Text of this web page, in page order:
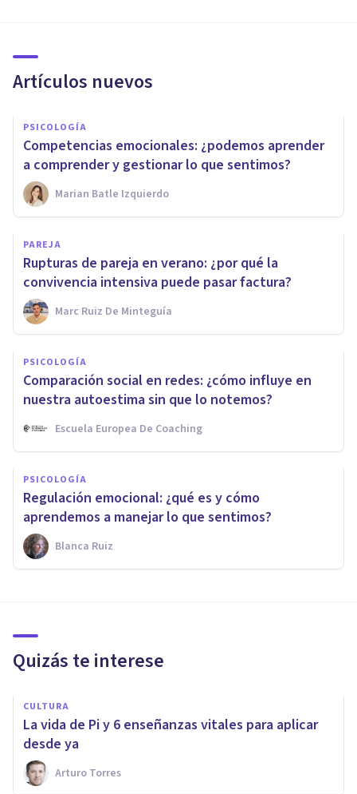
Artículos nuevos
PSICOLOGÍA
Competencias emocionales: ¿podemos aprender
a comprender y gestionar lo que sentimos?
Marian Batle Izquierdo
PAREJA
Rupturas de pareja en verano: ¿por qué la
convivencia intensiva puede pasar factura?
Marc Ruiz De Minteguía
PSICOLOGÍA
Comparación social en redes: ¿cómo influye en
nuestra autoestima sin que lo notemos?
Escuela Europea De Coaching
PSICOLOGÍA
Regulación emocional: ¿qué es y cómo
aprendemos a manejar lo que sentimos?
Blanca Ruiz
Quizás te interese
CULTURA
La vida de Pi y 6 enseñanzas vitales para aplicar
desde ya
Arturo Torres